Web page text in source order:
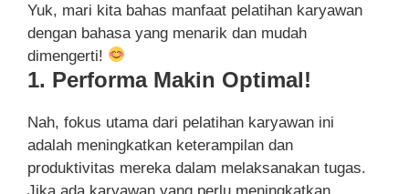
Yuk, mari kita bahas manfaat pelatihan karyawan
dengan bahasa yang menarik dan mudah
dimengerti!
1. Performa Makin Optimal!
Nah, fokus utama dari pelatihan karyawan ini
adalah meningkatkan keterampilan dan
produktivitas mereka dalam melaksanakan tugas.
Jika ada karyawan yang perlu meningkatkan